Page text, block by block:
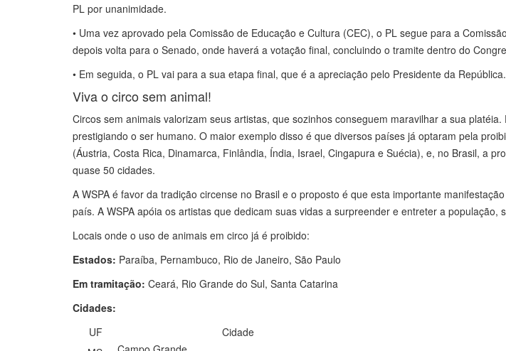
PL por unanimidade.
• Uma vez aprovado pela Comissão de Educação e Cultura (CEC), o PL segue para a
depois volta para o Senado, onde haverá a votação final, concluindo o tramite dentro do
• Em seguida, o PL vai para a sua etapa final, que é a apreciação pelo Presidente da República.
Viva o circo sem animal!
Circos sem animais valorizam seus artistas, que sozinhos conseguem maravilhar a sua
prestigiando o ser humano. O maior exemplo disso é que diversos países já optaram pela
(Áustria, Costa Rica, Dinamarca, Finlândia, Índia, Israel, Cingapura e Suécia), e, no Brasil, a
quase 50 cidades.
A WSPA é favor da tradição circense no Brasil e o proposto é que esta importante
país. A WSPA apóia os artistas que dedicam suas vidas a surpreender e entreter a população,
Locais onde o uso de animais em circo já é proibido:
Estados: Paraíba, Pernambuco, Rio de Janeiro, São Paulo
Em tramitação: Ceará, Rio Grande do Sul, Santa Catarina
Cidades:
UF
Cidade